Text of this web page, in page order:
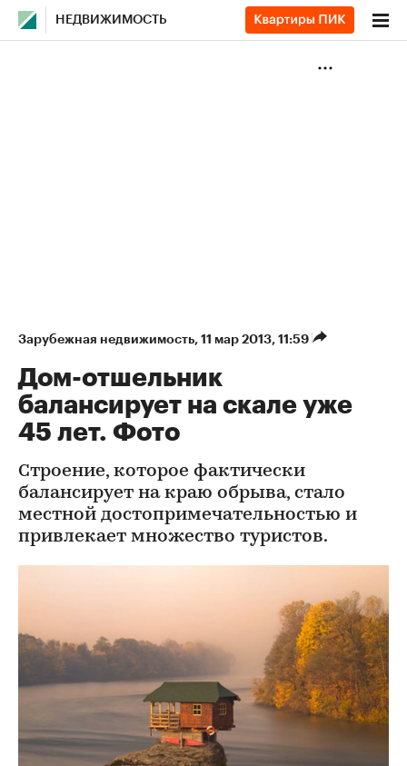
НЕДВИЖИМОСТЬ
Зарубежная недвижимость⁠, 11 мар 2013, 11:59
Дом-отшельник
балансирует на скале уже
45 лет. Фото
Строение, которое фактически
балансирует на краю обрыва, стало
местной достопримечательностью и
привлекает множество туристов.